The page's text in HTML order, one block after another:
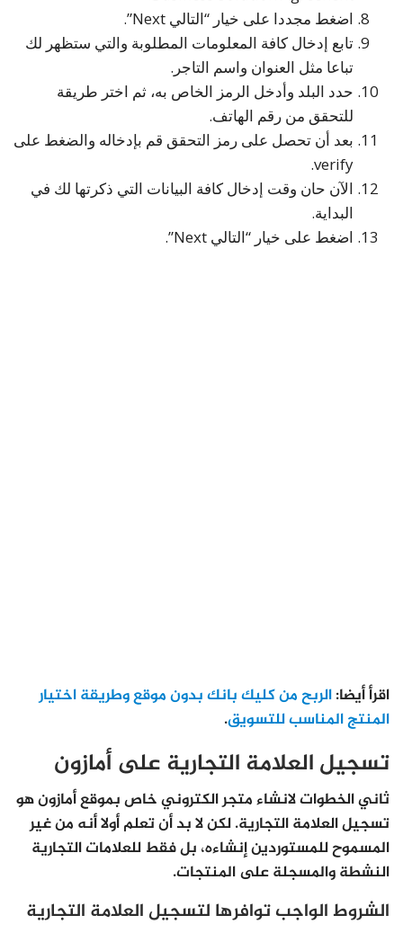
اضغط مجددا على خيار “التالي Next”.
تابع إدخال كافة المعلومات المطلوبة والتي ستظهر لك
تباعا مثل العنوان واسم التاجر.
حدد البلد وأدخل الرمز الخاص به، ثم اختر طريقة
للتحقق من رقم الهاتف.
بعد أن تحصل على رمز التحقق قم بإدخاله والضغط على
verify.
الآن حان وقت إدخال كافة البيانات التي ذكرتها لك في
البداية.
اضغط على خيار “التالي Next”.
اقرأ أيضا:الربح من كليك بانك بدون موقع وطريقة اختيار
المنتج المناسب للتسويق.
تسجيل العلامة التجارية على أمازون
ثاني الخطوات لانشاء متجر الكتروني خاص بموقع أمازون هو
تسجيل العلامة التجارية. لكن لا بد أن تعلم أولا أنه من غير
المسموح للمستوردين إنشاءه، بل فقط للعلامات التجارية
النشطة والمسجلة على المنتجات.
الشروط الواجب توافرها لتسجيل العلامة التجارية